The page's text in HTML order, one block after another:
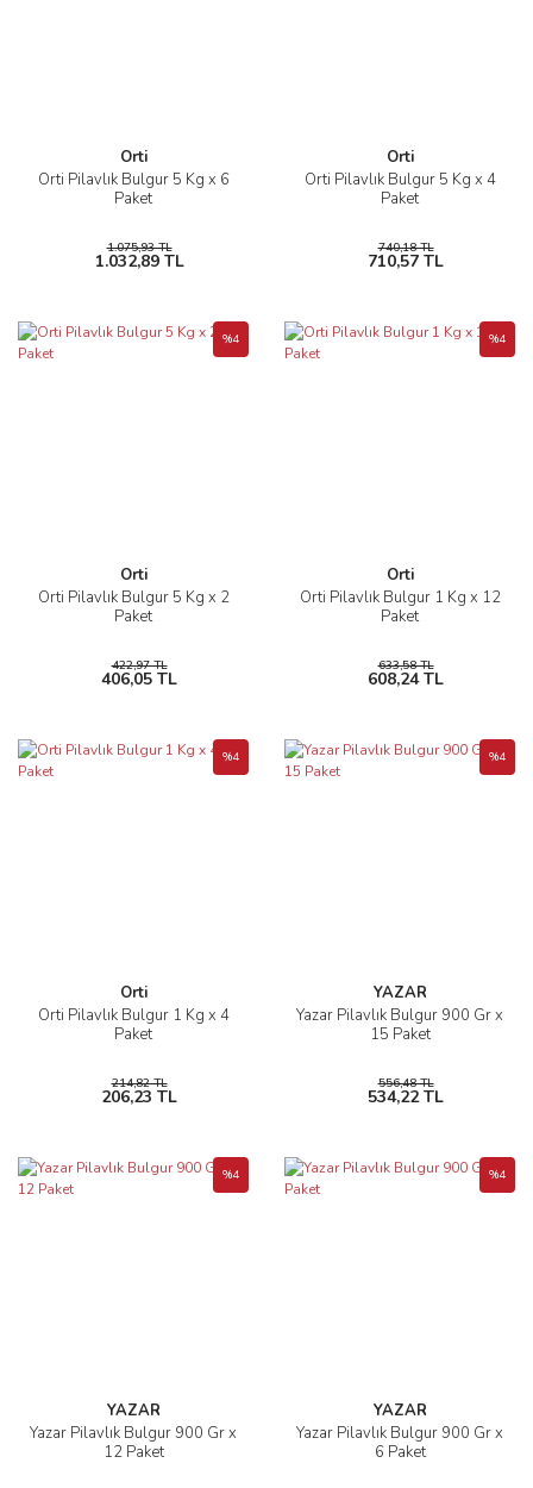
Orti
Orti Pilavlık Bulgur 5 Kg x 6
Paket
1.075,93 TL
1.032,89 TL
Orti
Orti Pilavlık Bulgur 5 Kg x 4
Paket
740,18 TL
710,57 TL
Orti
Orti Pilavlık Bulgur 5 Kg x 2
Paket
%4
422,97 TL
406,05 TL
Orti
Orti Pilavlık Bulgur 1 Kg x 12
Paket
%4
633,58 TL
608,24 TL
Orti
Orti Pilavlık Bulgur 1 Kg x 4
Paket
%4
214,82 TL
206,23 TL
YAZAR
Yazar Pilavlık Bulgur 900 Gr x
15 Paket
%4
556,48 TL
534,22 TL
YAZAR
Yazar Pilavlık Bulgur 900 Gr x
12 Paket
%4
YAZAR
Yazar Pilavlık Bulgur 900 Gr x
6 Paket
%4
YULAF UNU
TARHANA
ZENCEFİL